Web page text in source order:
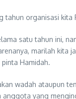
organisasi
satu tahun ini,
marilah
Hamidah.
wadah ataupun
yang